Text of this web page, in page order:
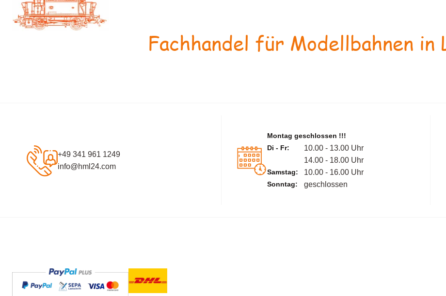
Fachhandel für Modellbahnen in
+49 341 961 1249
info@hml24.com
Montag geschlossen !!!
Di - Fr:
10.00 - 13.00 Uhr
14.00 - 18.00 Uhr
Samstag: 10.00 - 16.00 Uhr
Sonntag: geschlossen